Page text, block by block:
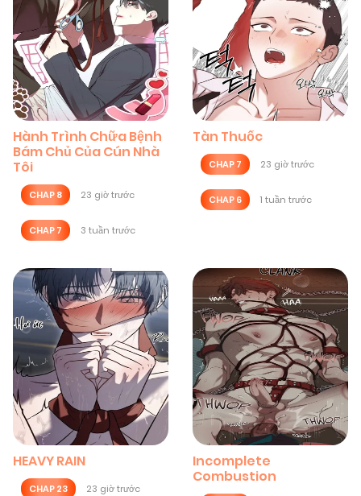
Hành Trình Chữa Bệnh
Bám Chủ Của Cún Nhà
Tôi
CHAP 8 23 giờ trước
CHAP 7 3 tuần trước
Tàn Thuốc
CHAP 7 23 giờ trước
CHAP 6 1 tuần trước
HEAVY RAIN
CHAP 23 23 giờ trước
Incomplete
Combustion